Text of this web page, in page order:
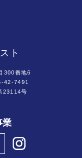
ト
300番地6
42-7491
23114号
業